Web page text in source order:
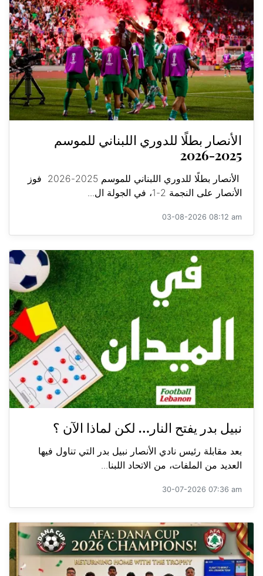
الأنصار بطلًا للدوري اللبناني للموسم
2025-2026
الأنصار بطلًا للدوري اللبناني للموسم 2025-2026 فوز
الأنصار على النجمة 2-1، في الجولة ال...
03-08-2026 08:12 am
نبيل بدر يفتح النار… لكن لماذا الآن ؟
بعد مقابلة رئيس نادي الأنصار نبيل بدر التي تناول فيها
العديد من الملفات، من الاتحاد اللبنا...
30-07-2026 07:36 am